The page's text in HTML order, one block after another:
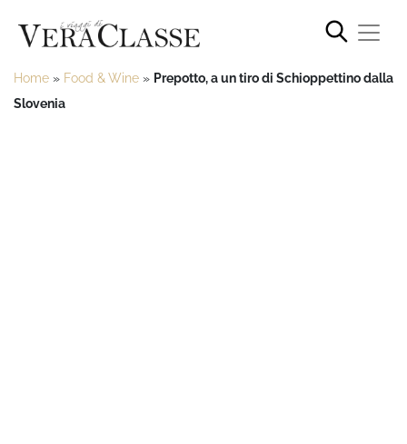
Home » Food & Wine » Prepotto, a un tiro di Schioppettino dalla
Slovenia